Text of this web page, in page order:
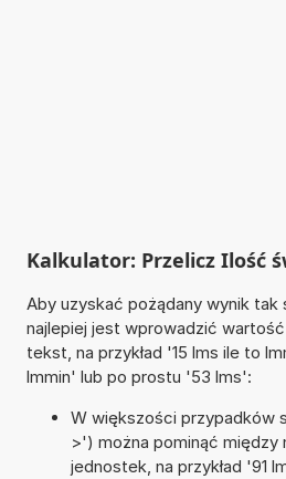
Kalkulator: Przelicz Ilość
Aby uzyskać pożądany wynik tak
najlepiej jest wprowadzić
tekst, na przykład '15 lms ile to
lmmin' lub po prostu '53 lms':
W większości przypadków
>') można pominąć między
jednostek, na przykład '91